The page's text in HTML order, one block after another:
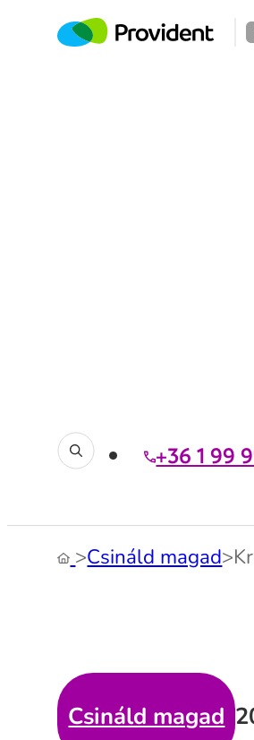
+36 1 99
>Csináld magad>
Csináld magad